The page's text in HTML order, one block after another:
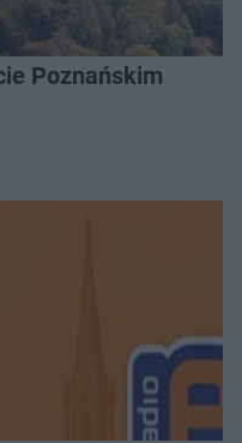
Poznańskim